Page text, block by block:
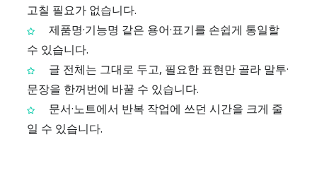
고칠 필요가 없습니다.
제품명·기능명 같은 용어·표기를 손쉽게 통일할
수 있습니다.
글 전체는 그대로 두고, 필요한 표현만 골라 말투·
문장을 한꺼번에 바꿀 수 있습니다.
문서·노트에서 반복 작업에 쓰던 시간을 크게 줄
일 수 있습니다.